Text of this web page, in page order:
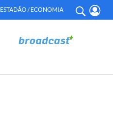
ESTADÃO / ECONOMIA